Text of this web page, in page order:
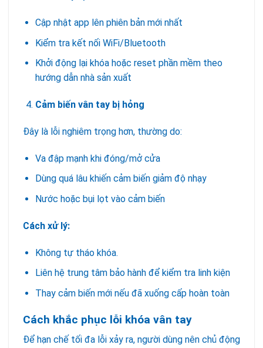
Cập nhật app lên phiên bản mới nhất
Kiểm tra kết nối WiFi/Bluetooth
Khởi động lại khóa hoặc reset phần mềm theo
hướng dẫn nhà sản xuất
Cảm biến vân tay bị hỏng
Đây là lỗi nghiêm trọng hơn, thường do:
Va đập mạnh khi đóng/mở cửa
Dùng quá lâu khiến cảm biến giảm độ nhạy
Nước hoặc bụi lọt vào cảm biến
Cách xử lý:
Không tự tháo khóa.
Liên hệ trung tâm bảo hành để kiểm tra linh kiện
Thay cảm biến mới nếu đã xuống cấp hoàn toàn
Cách khắc phục lỗi khóa vân tay
Để hạn chế tối đa lỗi xảy ra, người dùng nên chủ động